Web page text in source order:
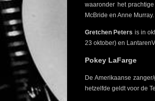
waaronder het prachtige
McBride en Anne Murray.
Gretchen Peters is in
23 oktober) en
Pokey LaFarge
De Amerikaanse
hetzelfde geldt voor de